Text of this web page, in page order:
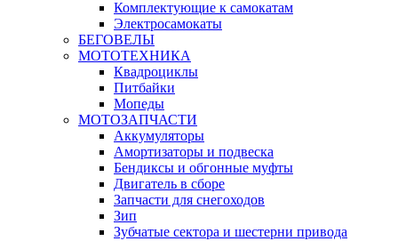
Комплектующие к самокатам
Электросамокаты
БЕГОВЕЛЫ
МОТОТЕХНИКА
Квадроциклы
Питбайки
Мопеды
МОТОЗАПЧАСТИ
Аккумуляторы
Амортизаторы и подвеска
Бендиксы и обгонные муфты
Двигатель в сборе
Запчасти для снегоходов
Зип
Зубчатые сектора и шестерни привода